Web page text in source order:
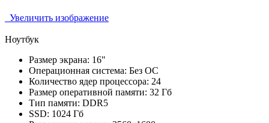
Увеличить изображение
Ноутбук
Размер экрана: 16"
Операционная система: Без ОС
Количество ядер процессора: 24
Размер оперативной памяти: 32 Гб
Тип памяти: DDR5
SSD: 1024 Гб